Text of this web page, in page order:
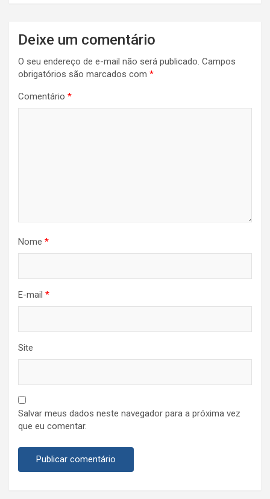
Navegação
de
Post
Deixe um comentário
O seu endereço de e-mail não será publicado. Campos
obrigatórios são marcados com *
Comentário *
Nome *
E-mail *
Site
Salvar meus dados neste navegador para a próxima vez
que eu comentar.